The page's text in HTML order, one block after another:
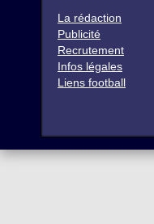
La rédaction
Publicité
Recrutement
Infos légales
Liens football